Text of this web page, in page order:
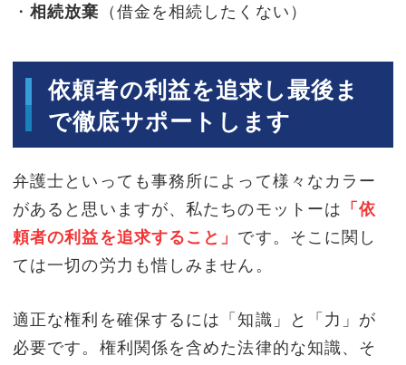
・相続放棄 （借金を相続したくない）
依頼者の利益を追求し最後ま
で徹底サポートします
弁護士といっても事務所によって様々なカラー
があると思いますが、私たちのモットーは 「依
頼者の利益を追求すること」 です。そこに関し
ては一切の労力も惜しみません。
適正な権利を確保するには「知識」と「力」が
必要です。権利関係を含めた法律的な知識、そ